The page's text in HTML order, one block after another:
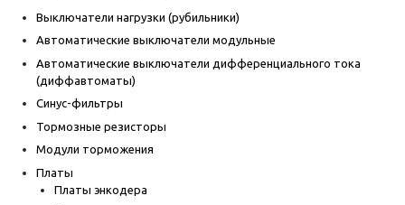
Выключатели нагрузки (рубильники)
Автоматические выключатели модульные
Автоматические выключатели дифференциального тока
(диффавтоматы)
Синус-фильтры
Тормозные резисторы
Модули торможения
Платы
Платы энкодера